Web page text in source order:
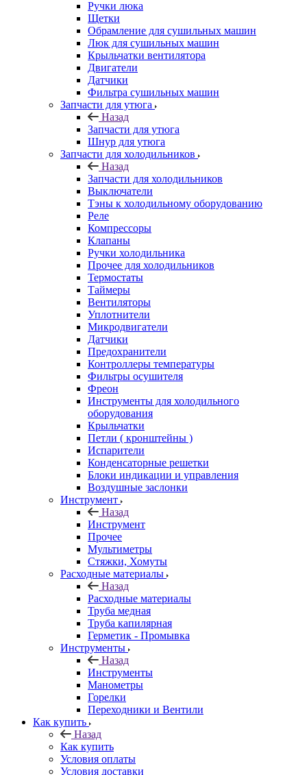
Ручки люка
Щетки
Обрамление для сушильных машин
Люк для сушильных машин
Крыльчатки вентилятора
Двигатели
Датчики
Фильтра сушильных машин
Запчасти для утюга
Назад
Запчасти для утюга
Шнур для утюга
Запчасти для холодильников
Назад
Запчасти для холодильников
Выключатели
Тэны к холодильному оборудованию
Реле
Компрессоры
Клапаны
Ручки холодильника
Прочее для холодильников
Термостаты
Таймеры
Вентиляторы
Уплотнители
Микродвигатели
Датчики
Предохранители
Контроллеры температуры
Фильтры осушителя
Фреон
Инструменты для холодильного
оборудования
Крыльчатки
Петли ( кронштейны )
Испарители
Конденсаторные решетки
Блоки индикации и управления
Воздушные заслонки
Инструмент
Назад
Инструмент
Прочее
Мультиметры
Стяжки, Хомуты
Расходные материалы
Назад
Расходные материалы
Труба медная
Труба капилярная
Герметик - Промывка
Инструменты
Назад
Инструменты
Манометры
Горелки
Переходники и Вентили
Как купить
Назад
Как купить
Условия оплаты
Условия доставки